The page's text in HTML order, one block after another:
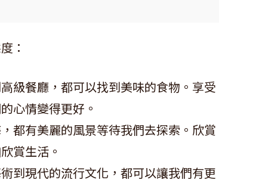
：
級餐廳，都可以找到美味的食物。享受
心情變得更好。
都有美麗的風景等待我們去探索。欣賞
賞生活。
到現代的流行文化，都可以讓我們有更